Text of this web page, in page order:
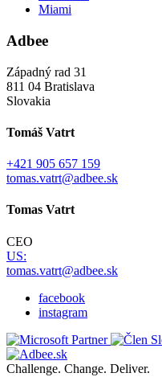
Miami
Adbee
Západný rad 31
811 04 Bratislava
Slovakia
Tomáš Vatrt
+421 905 657 159
tomas.vatrt@adbee.sk
Tomas Vatrt
CEO
US:
tomas.vatrt@adbee.sk
facebook
instagram
Challenge. Change. Deliver.